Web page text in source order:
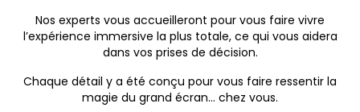
Nos experts vous accueilleront pour vous faire vivre
l’expérience immersive la plus totale, ce qui vous aidera
dans vos prises de décision.
Chaque détail y a été conçu pour vous faire ressentir la
magie du grand écran… chez vous.